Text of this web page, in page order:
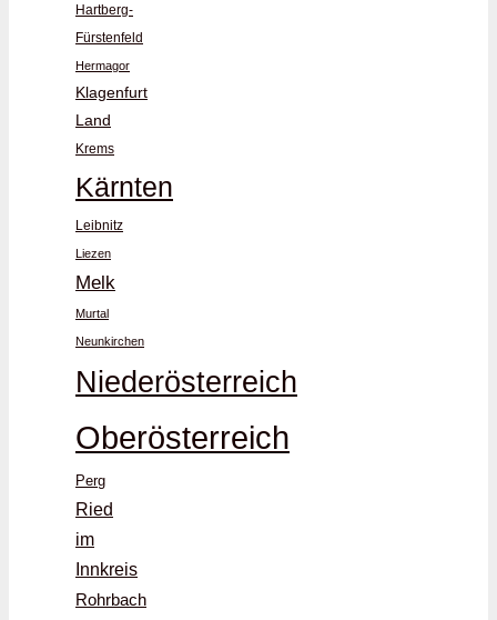
Hartberg-
Fürstenfeld
Hermagor
Klagenfurt
Land
Krems
Kärnten
Leibnitz
Liezen
Melk
Murtal
Neunkirchen
Niederösterreich
Oberösterreich
Perg
Ried
im
Innkreis
Rohrbach